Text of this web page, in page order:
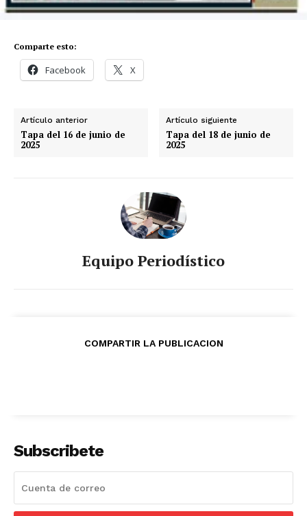
Comparte esto:
Facebook X
Artículo anterior
Tapa del 16 de junio de
2025
Artículo siguiente
Tapa del 18 de junio de
2025
Equipo Periodístico
COMPARTIR LA PUBLICACION
Subscribete